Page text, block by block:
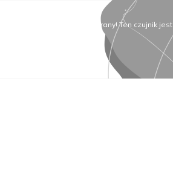
O rany! Ten czujnik